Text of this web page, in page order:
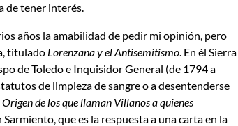
de tener interés.
años la amabilidad de pedir mi opinión, pero
titulado Lorenzana y el Antisemitismo. En él Sierra
de Toledo e Inquisidor General (de 1794 a
de limpieza de sangre o a desentenderse
de los que llaman Villanos a quienes
Sarmiento, que es la respuesta a una carta en la